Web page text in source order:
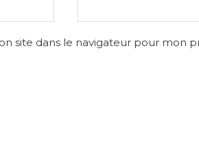
site dans le navigateur pour mon